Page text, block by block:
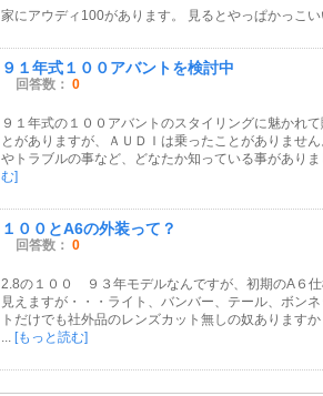
家にアウディ100があります。 見るとやっぱかっこ
９１年式１００アバントを検討中
回答数： 0
９１年式の１００アバントのスタイリングに魅かれ
とがありますが、ＡＵＤＩは乗ったことがありませ
やトラブルの事など、どなたか知っている事があり
む]
１００とA6の外装って？
回答数： 0
2.8の１００ ９３年モデルなんですが、初期のA６
見えますが・・・ライト、バンバー、テール、ボン
トだけでも社外品のレンズカット無しの奴あります
... [もっと読む]